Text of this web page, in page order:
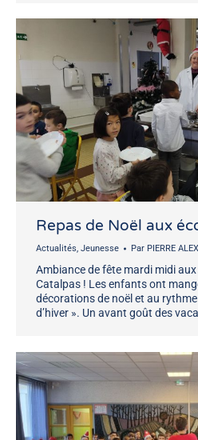
Repas de Noël aux
Actualités, Jeunesse Par PIERRE
Ambiance de fête mardi midi
Catalpas ! Les enfants ont
décorations de noël et au rythme
d’hiver ». Un avant goût des